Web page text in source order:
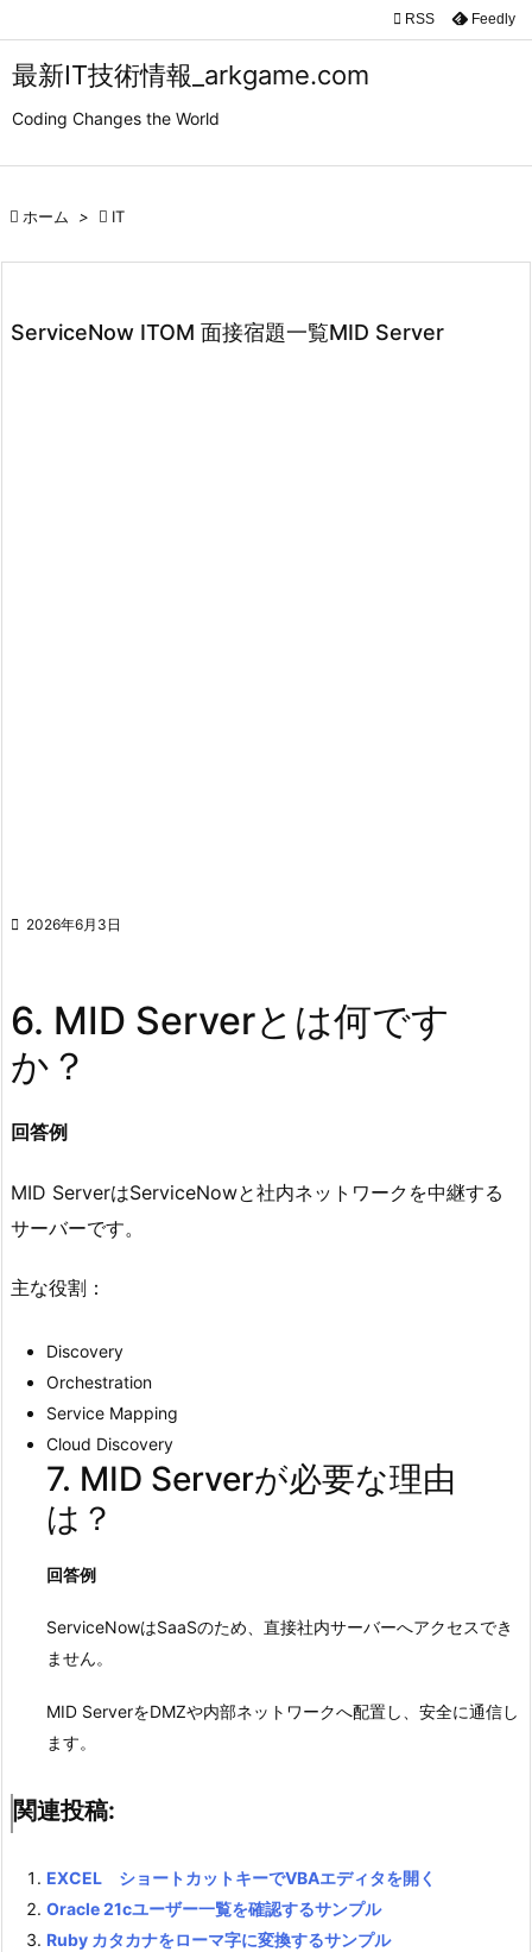
最新IT技術情報_arkgame.com
Coding Changes the World


 RSS Feedly
 ホーム >  IT
ServiceNow ITOM 面接宿題一覧MID Server
 2026年6月3日
6. MID Serverとは何です
か？
回答例
MID ServerはServiceNowと社内ネットワークを中継する
サーバーです。
主な役割：
Discovery
Orchestration
Service Mapping
Cloud Discovery
7. MID Serverが必要な理由
は？
回答例
ServiceNowはSaaSのため、直接社内サーバーへアクセスでき
ません。
MID ServerをDMZや内部ネットワークへ配置し、安全に通信し
ます。
関連投稿:
EXCEL ショートカットキーでVBAエディタを開く
Oracle 21cユーザー一覧を確認するサンプル
Ruby カタカナをローマ字に変換するサンプル